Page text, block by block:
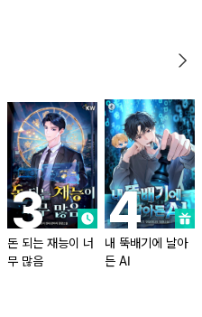
돈 되는 재능이 너
무 많음
내 뚝배기에 날아
든 AI